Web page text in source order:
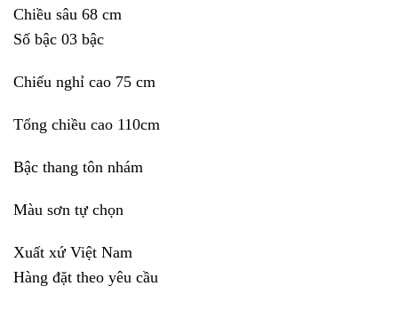
Chiều sâu 68 cm
Số bậc 03 bậc
Chiếu nghỉ cao 75 cm
Tổng chiều cao 110cm
Bậc thang tôn nhám
Màu sơn tự chọn
Xuất xứ Việt Nam
Hàng đặt theo yêu cầu